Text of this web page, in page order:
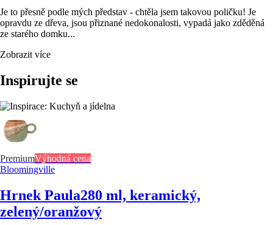
Je to přesně podle mých představ - chtěla jsem takovou poličku! Je
opravdu ze dřeva, jsou přiznané nedokonalosti, vypadá jako zděděná
ze starého domku...
Zobrazit více
Inspirujte se
PremiumVýhodná cena
Bloomingville
Hrnek Paula280 ml, keramický,
zelený/oranžový